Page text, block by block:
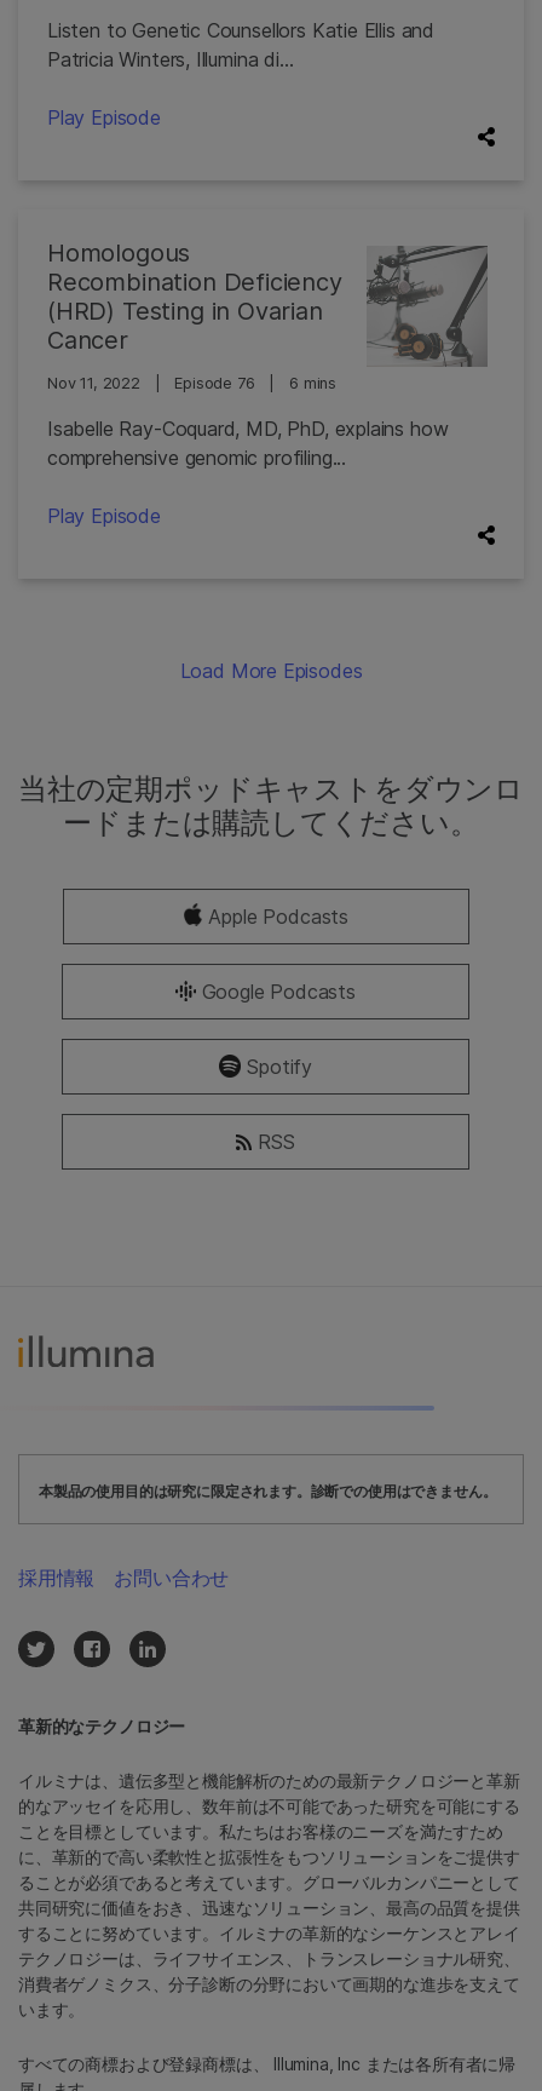
Listen to Genetic Counsellors Katie Ellis and
Patricia Winters, Illumina di...
Play Episode
Homologous
Recombination Deficiency
(HRD) Testing in Ovarian
Cancer
Nov 11, 2022 Episode 76 6 mins
Isabelle Ray-Coquard, MD, PhD, explains how
comprehensive genomic profiling...
Play Episode
Load More Episodes
当社の定期ポッドキャストをダウンロ
ードまたは購読してください。
Apple Podcasts
Google Podcasts
Spotify
RSS
本製品の使用目的は研究に限定されます。診断での使用はできません。
革新的なテクノロジー
イルミナは、遺伝多型と機能解析のための最新テクノロジーと革新
的なアッセイを応用し、数年前は不可能であった研究を可能にする
ことを目標としています。私たちはお客様のニーズを満たすため
に、革新的で高い柔軟性と拡張性をもつソリューションをご提供す
ることが必須であると考えています。グローバルカンパニーとして
共同研究に価値をおき、迅速なソリューション、最高の品質を提供
することに努めています。イルミナの革新的なシーケンスとアレイ
テクノロジーは、ライフサイエンス、トランスレーショナル研究、
消費者ゲノミクス、分子診断の分野において画期的な進歩を支えて
います。
すべての商標および登録商標は、 Illumina, Inc または各所有者に帰
採用情報 お問い合わせ